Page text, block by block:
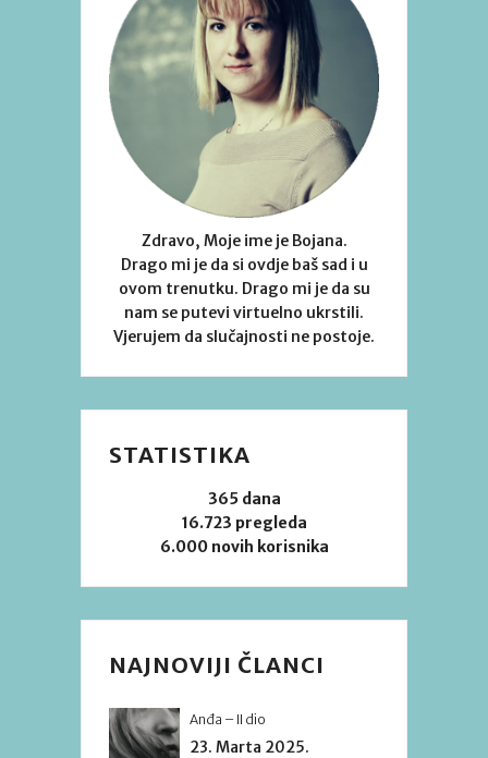
Zdravo, Moje ime je Bojana.
Drago mi je da si ovdje baš sad i u
ovom trenutku. Drago mi je da su
nam se putevi virtuelno ukrstili.
Vjerujem da slučajnosti ne postoje.
STATISTIKA
365 dana
16.723 pregleda
6.000 novih korisnika
NAJNOVIJI ČLANCI
Anđa – II dio
23. Marta 2025.